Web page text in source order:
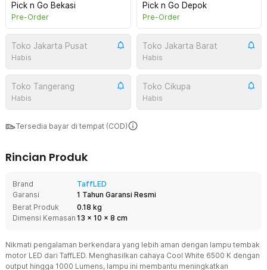
Pick n Go Bekasi
Pre-Order
Pick n Go Depok
Pre-Order
Toko Jakarta Pusat
Habis
Toko Jakarta Barat
Habis
Toko Tangerang
Habis
Toko Cikupa
Habis
Tersedia bayar di tempat (COD)
Rincian Produk
Brand
TaffLED
Garansi
1 Tahun Garansi Resmi
Berat Produk
0.18 kg
Dimensi Kemasan 13 x 10 x 8 cm
Nikmati pengalaman berkendara yang lebih aman dengan lampu tembak
motor LED dari TaffLED. Menghasilkan cahaya Cool White 6500 K dengan
output hingga 1000 Lumens, lampu ini membantu meningkatkan